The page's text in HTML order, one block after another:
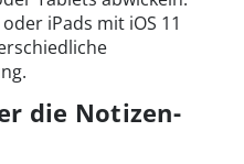
iPads mit iOS 11
die Notizen-